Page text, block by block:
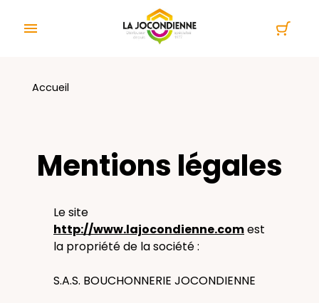

Accueil
Mentions légales
Le site
http://www.lajocondienne.comest
la propriété de la société :
S.A.S. BOUCHONNERIE JOCONDIENNE
Panneau de gestion des cookies